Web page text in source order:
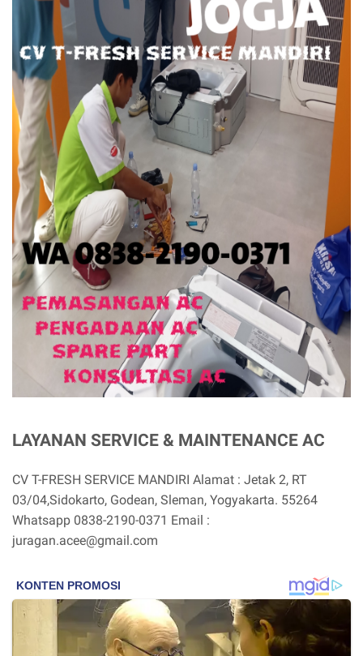
LAYANAN SERVICE & MAINTENANCE AC
CV T-FRESH SERVICE MANDIRI Alamat : Jetak 2, RT
03/04,Sidokarto, Godean, Sleman, Yogyakarta. 55264
Whatsapp 0838-2190-0371 Email :
juragan.acee@gmail.com